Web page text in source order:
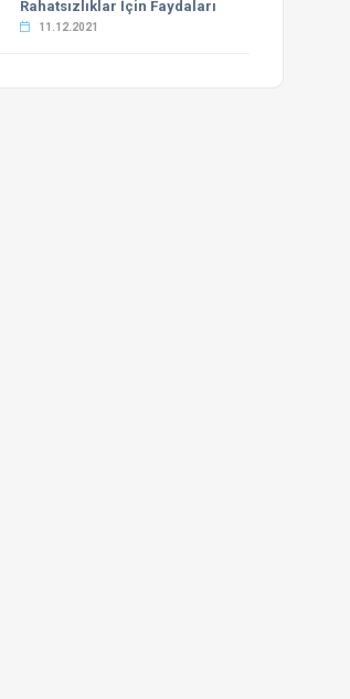
Rahatsızlıklar İçin Faydaları
11.12.2021